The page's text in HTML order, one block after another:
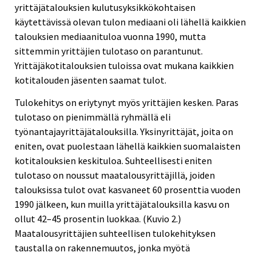
yrittäjätalouksien kulutusyksikkökohtaisen
käytettävissä olevan tulon mediaani oli lähellä kaikkien
talouksien mediaanituloa vuonna 1990, mutta
sittemmin yrittäjien tulotaso on parantunut.
Yrittäjäkotitalouksien tuloissa ovat mukana kaikkien
kotitalouden jäsenten saamat tulot.
Tulokehitys on eriytynyt myös yrittäjien kesken. Paras
tulotaso on pienimmällä ryhmällä eli
työnantajayrittäjätalouksilla. Yksinyrittäjät, joita on
eniten, ovat puolestaan lähellä kaikkien suomalaisten
kotitalouksien keskituloa. Suhteellisesti eniten
tulotaso on noussut maatalousyrittäjillä, joiden
talouksissa tulot ovat kasvaneet 60 prosenttia vuoden
1990 jälkeen, kun muilla yrittäjätalouksilla kasvu on
ollut 42–45 prosentin luokkaa. (Kuvio 2.)
Maatalousyrittäjien suhteellisen tulokehityksen
taustalla on rakennemuutos, jonka myötä